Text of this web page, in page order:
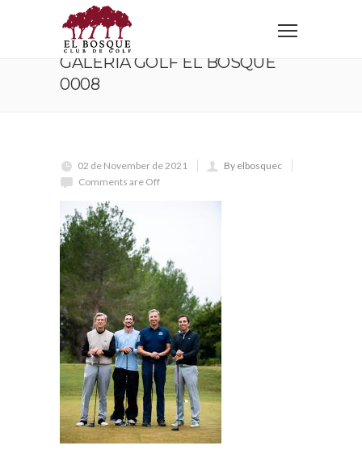
Home galeria golf el bosque 0008
GALERIA GOLF EL BOSQUE
0008
02 de November de 2021
By elbosquec
Comments are Off